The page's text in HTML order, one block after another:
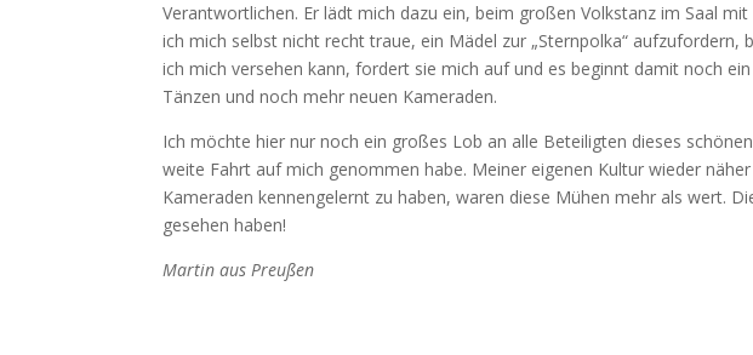
Verantwortlichen. Er lädt mich dazu ein, beim großen Volkstanz im Saal
ich mich selbst nicht recht traue, ein Mädel zur „Sternpolka“ aufzufordern,
ich mich versehen kann, fordert sie mich auf und es beginnt damit noch
Tänzen und noch mehr neuen Kameraden.
Ich möchte hier nur noch ein großes Lob an alle Beteiligten dieses
weite Fahrt auf mich genommen habe. Meiner eigenen Kultur wieder
Kameraden kennengelernt zu haben, waren diese Mühen mehr als wert.
gesehen haben!
Martin aus Preußen